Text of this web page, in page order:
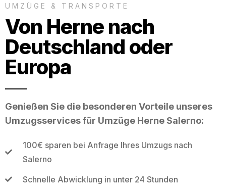
UMZÜGE & TRANSPORTE
Von Herne nach
Deutschland oder
Europa
Genießen Sie die besonderen Vorteile unseres
Umzugsservices für Umzüge Herne Salerno:
100€ sparen bei Anfrage Ihres Umzugs nach
Salerno
Schnelle Abwicklung in unter 24 Stunden